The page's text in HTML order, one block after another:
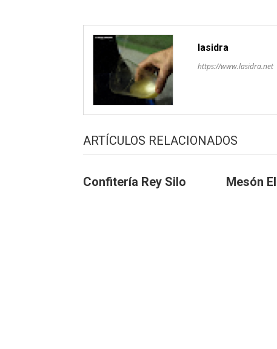
lasidra
https://www.lasidra.net
ARTÍCULOS RELACIONADOS
Confitería Rey Silo Mesón